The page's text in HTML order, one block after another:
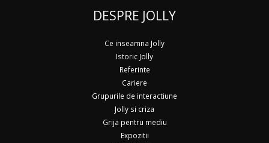
DESPRE JOLLY
Ce inseamna Jolly
Istoric Jolly
Referinte
Cariere
Grupurile de interactiune
Jolly si criza
Grija pentru mediu
Expozitii